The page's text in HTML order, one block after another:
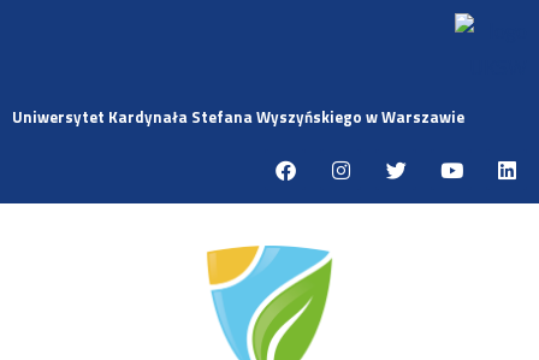
Uniwersytet Kardynała Stefana Wyszyńskiego w Warszawie